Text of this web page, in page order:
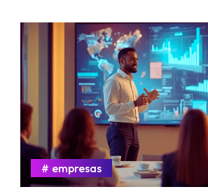
empresas